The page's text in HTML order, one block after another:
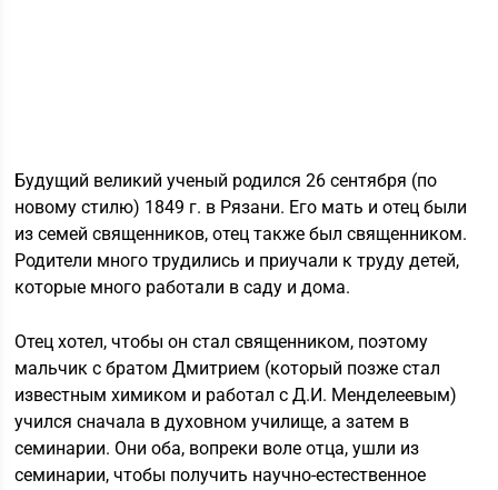
Будущий великий ученый родился 26 сентября (по
новому стилю) 1849 г. в Рязани. Его мать и отец были
из семей священников, отец также был священником.
Родители много трудились и приучали к труду детей,
которые много работали в саду и дома.
Отец хотел, чтобы он стал священником, поэтому
мальчик с братом Дмитрием (который позже стал
известным химиком и работал с Д.И. Менделеевым)
учился сначала в духовном училище, а затем в
семинарии. Они оба, вопреки воле отца, ушли из
семинарии, чтобы получить научно-естественное